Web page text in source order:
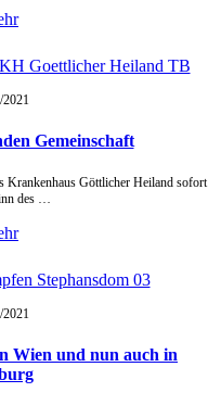
2021
Gemeinschaft
Krankenhaus Göttlicher Heiland sofort
des …
2021
Wien und nun auch in